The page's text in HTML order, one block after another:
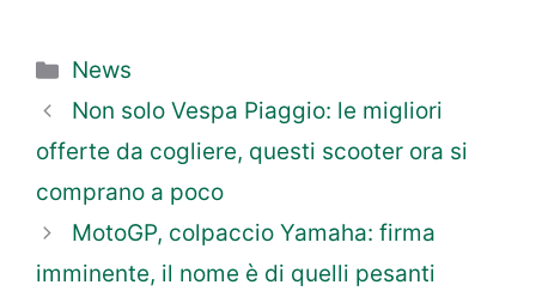
Categorie
News
Non solo Vespa Piaggio: le migliori
offerte da cogliere, questi scooter ora si
comprano a poco
MotoGP, colpaccio Yamaha: firma
imminente, il nome è di quelli pesanti